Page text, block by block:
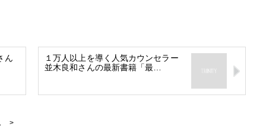
ん
１万人以上を導く人気カウンセラー
並木良和さんの最新書籍「最…
>